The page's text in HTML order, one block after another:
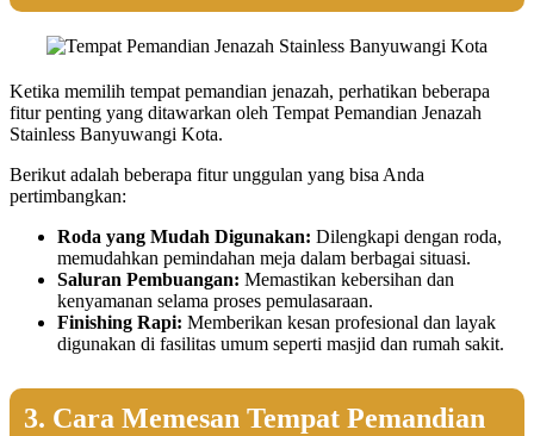
Ketika memilih tempat pemandian jenazah, perhatikan beberapa
fitur penting yang ditawarkan oleh Tempat Pemandian Jenazah
Stainless Banyuwangi Kota.
Berikut adalah beberapa fitur unggulan yang bisa Anda
pertimbangkan:
Roda yang Mudah Digunakan: Dilengkapi dengan roda,
memudahkan pemindahan meja dalam berbagai situasi.
Saluran Pembuangan: Memastikan kebersihan dan
kenyamanan selama proses pemulasaraan.
Finishing Rapi: Memberikan kesan profesional dan layak
digunakan di fasilitas umum seperti masjid dan rumah sakit.
3. Cara Memesan Tempat Pemandian